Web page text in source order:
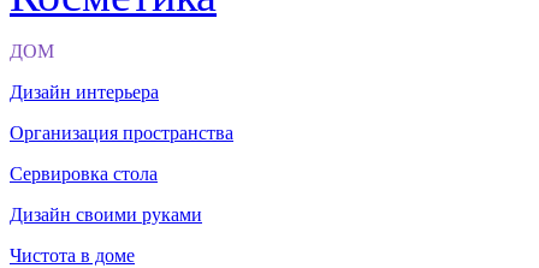
ДОМ
Дизайн интерьера
Организация пространства
Сервировка стола
Дизайн своими руками
Чистота в доме